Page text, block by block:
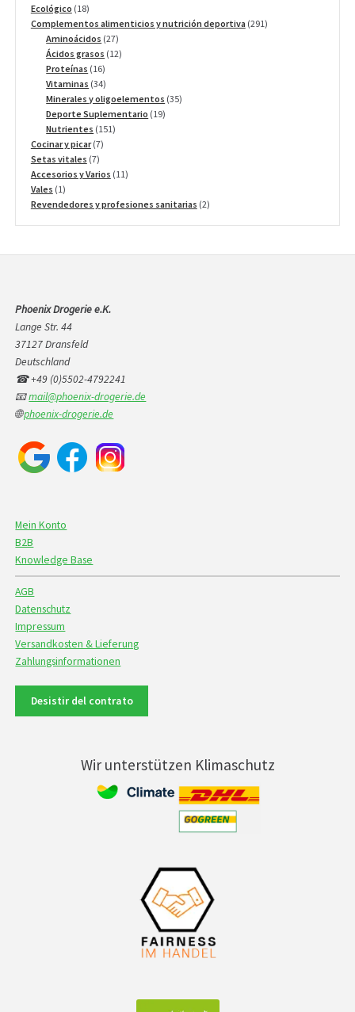
Ecológico 1818
productos
Complementos alimenticios y nutrición deportiva 291291
Aminoácidos 2727
productos
Ácidos grasos 1212
Proteínas 1616
productos
Vitaminas 3434
productos
Minerales y oligoelementos 3535
Deporte Suplementario 1919
Nutrientes 151151
Cocinar y picar 77
Setas vitales 77
productos
Accesorios y Varios 1111
Vales 11
producto
Revendedores y profesiones sanitarias 22
Phoenix Drogerie e.K.
Lange Str. 44
37127 Dransfeld
Deutschland
☎ +49 (0)5502-4792241
📧mail@phoenix-drogerie.de
🌐phoenix-drogerie.de
Mein Konto
B2B
Knowledge Base
AGB
Datenschutz
Impressum
Versandkosten & Lieferung
Zahlungsinformationen
Desistir del contrato
Wir unterstützen Klimaschutz